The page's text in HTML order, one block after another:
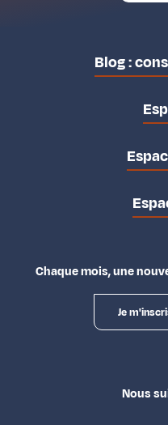
Blog :
Chaque mois, une
Je
Nous